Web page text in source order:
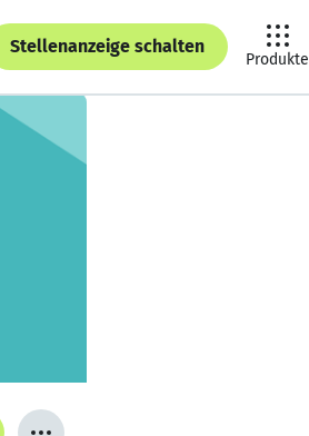
Stellenanzeige schalten
Produkte